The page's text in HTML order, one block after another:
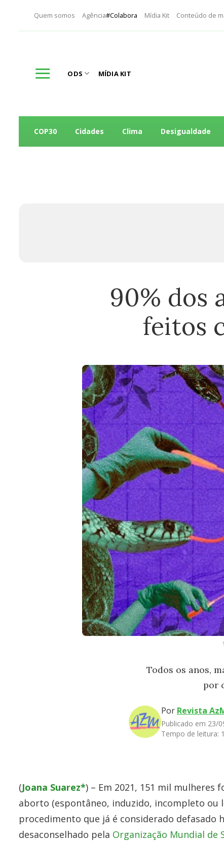
Quem somos Agência#Colabora Mídia Kit Conteúdo de
ODS MÍDIA KIT
COP30 Cidades Clima Desigualdade
90% dos
feitos
Todos os anos,
por
Por Revista
Publicado em 23/
Tempo de leitura:
(Joana Suarez*) – Em 2021, 151 mil
aborto (espontâneo, induzido, incompleto ou
procedimento que já é considerado defasado
desaconselhado pela Organização Mundial de